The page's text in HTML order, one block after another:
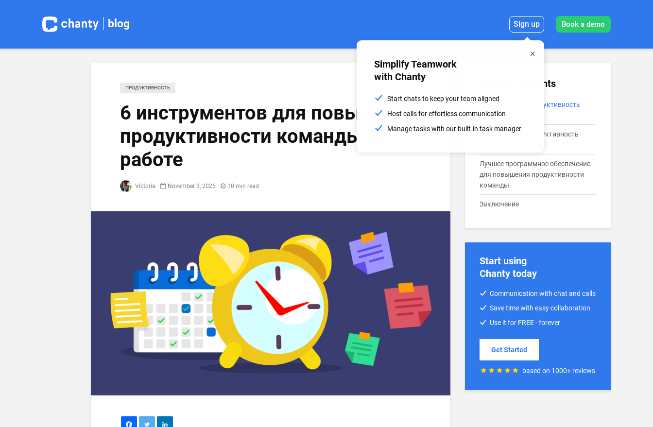
blog Sign up
Simplify Teamwork
with Chanty
Start chats to keep your team aligned
Host calls for effortless communication
Manage tasks with our built-in task manager
Book a demo
ПРОДУКТИВНОСТЬ
6 инструментов для повышения
продуктивности команды на
работе
Victoria November 3, 2025 10 min read
Table of Contents
Почему важна продуктивность
команды?
Как повысить продуктивность
Лучшее программное обеспечение
для повышения продуктивности
команды
Заключение
Start using
Chanty today
Communication with chat and calls
Save time with easy collaboration
Use it for FREE - forever
Get Started
based on 1000+ reviews